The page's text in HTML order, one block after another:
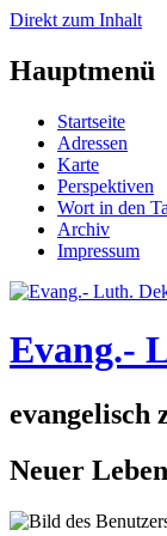
Direkt zum Inhalt
Hauptmenü
Startseite
Adressen
Karte
Perspektiven
Wort in den
Archiv
Impressum
Evang.-
evangelisch
Neuer